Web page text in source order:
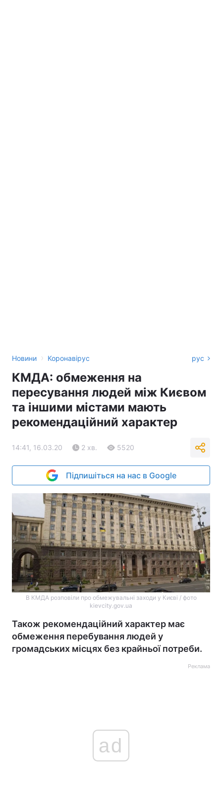
Новини › Коронавірус рус
КМДА: обмеження на
пересування людей між Києвом
та іншими містами мають
рекомендаційний характер
14:41, 16.03.20 2 хв. 5520
Підпишіться на нас в Google
В КМДА розповіли про обмежувальні заходи у Києві / фото
kievcity.gov.ua
Також рекомендаційний характер має
обмеження перебування людей у
громадських місцях без крайньої потреби.
Реклама
ad